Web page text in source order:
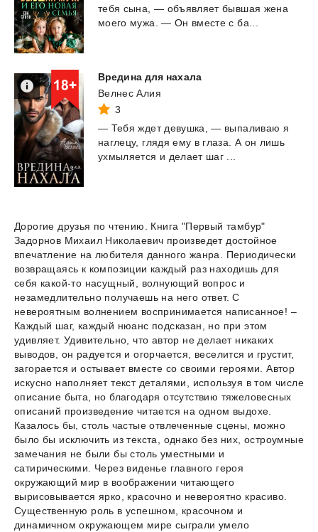
тебя сына, — объявляет бывшая жена
моего мужа. — Он вместе с ба...
Вредина для нахала
Велнес Алия
3
— Тебя ждет девушка, — выпаливаю я
наглецу, глядя ему в глаза. А он лишь
ухмыляется и делает шаг
Дорогие друзья по чтению. Книга "Первый тамбyр"
Задорнов Михаил Николаевич произведет достойное
впечатление на любителя данного жанра. Периодически
возвращаясь к композиции каждый раз находишь для
себя какой-то насущный, волнующий вопрос и
незамедлительно получаешь на него ответ. С
невероятным волнением воспринимается написанное! –
Каждый шаг, каждый нюанс подсказан, но при этом
удивляет. Удивительно, что автор не делает никаких
выводов, он радуется и огорчается, веселится и грустит,
загорается и остывает вместе со своими героями. Автор
искусно наполняет текст деталями, используя в том числе
описание быта, но благодаря отсутствию тяжеловесных
описаний произведение читается на одном выдохе.
Казалось бы, столь частые отвлеченные сцены, можно
было бы исключить из текста, однако без них, остроумные
замечания не были бы столь уместными и
сатирическими. Через виденье главного героя
окружающий мир в воображении читающего
вырисовывается ярко, красочно и невероятно красиво.
Существенную роль в успешном, красочном и
динамичном окружающем мире сыграли умело